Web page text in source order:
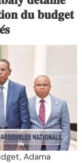
𝐝𝐮 𝐛𝐮𝐝𝐠𝐞𝐭
Adama